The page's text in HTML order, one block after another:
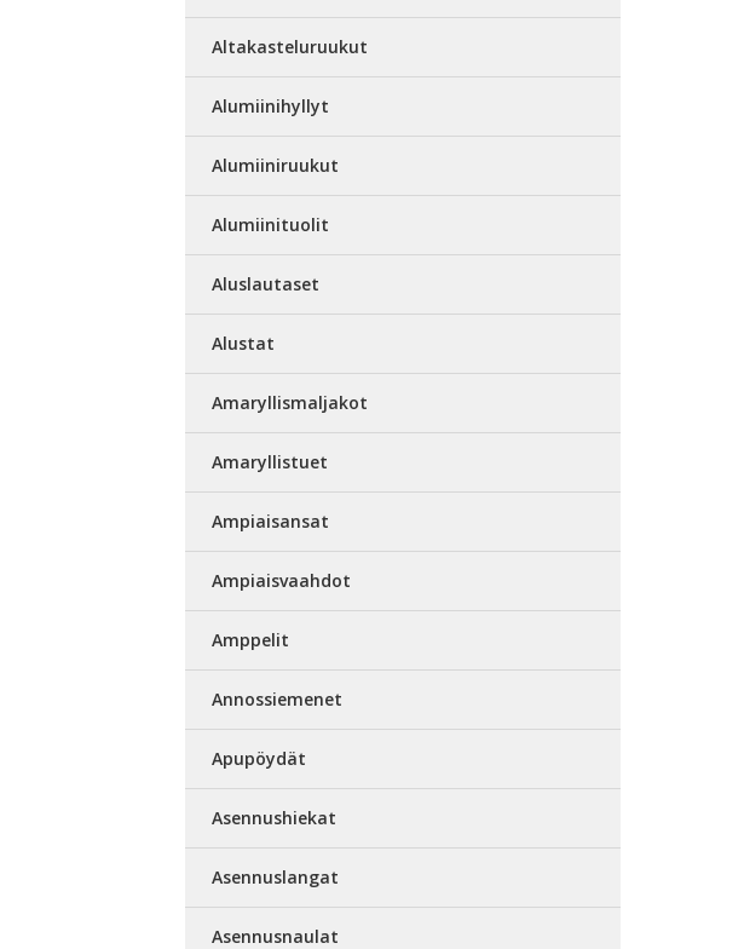
Altakasteluruukut
Alumiinihyllyt
Alumiiniruukut
Alumiinituolit
Aluslautaset
Alustat
Amaryllismaljakot
Amaryllistuet
Ampiaisansat
Ampiaisvaahdot
Amppelit
Annossiemenet
Apupöydät
Asennushiekat
Asennuslangat
Asennusnaulat